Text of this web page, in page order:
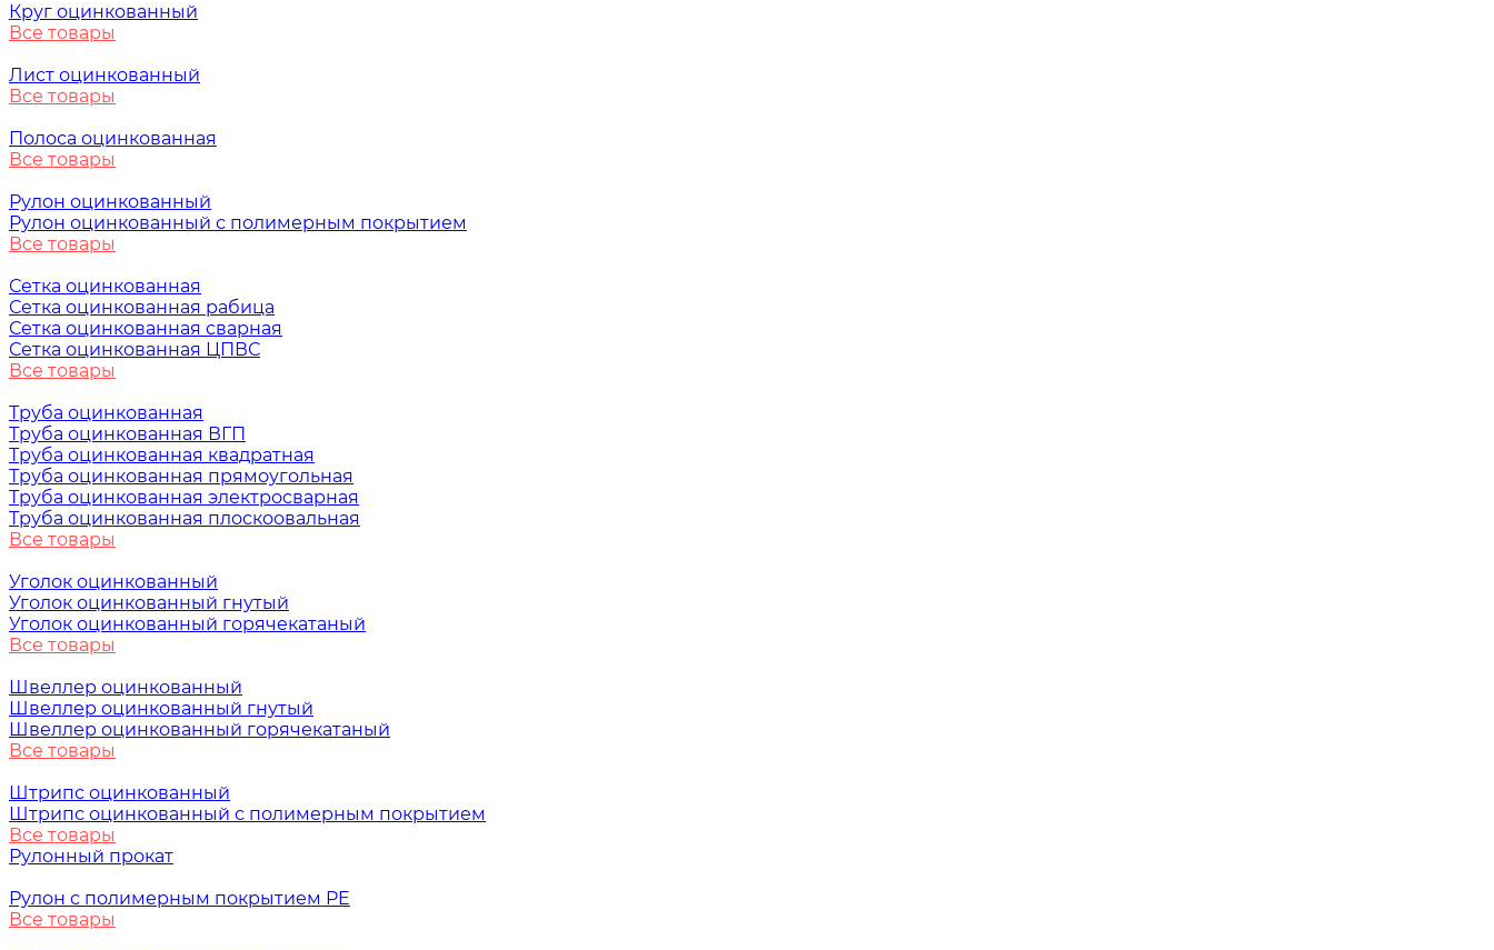
Круг оцинкованный
Все товары
Лист оцинкованный
Все товары
Полоса оцинкованная
Все товары
Рулон оцинкованный
Рулон оцинкованный с полимерным покрытием
Все товары
Сетка оцинкованная
Сетка оцинкованная рабица
Сетка оцинкованная сварная
Сетка оцинкованная ЦПВС
Все товары
Труба оцинкованная
Труба оцинкованная ВГП
Труба оцинкованная квадратная
Труба оцинкованная прямоугольная
Труба оцинкованная электросварная
Труба оцинкованная плоскоовальная
Все товары
Уголок оцинкованный
Уголок оцинкованный гнутый
Уголок оцинкованный горячекатаный
Все товары
Швеллер оцинкованный
Швеллер оцинкованный гнутый
Швеллер оцинкованный горячекатаный
Все товары
Штрипс оцинкованный
Штрипс оцинкованный с полимерным покрытием
Все товары
Рулонный прокат
Рулон с полимерным покрытием PE
Все товары